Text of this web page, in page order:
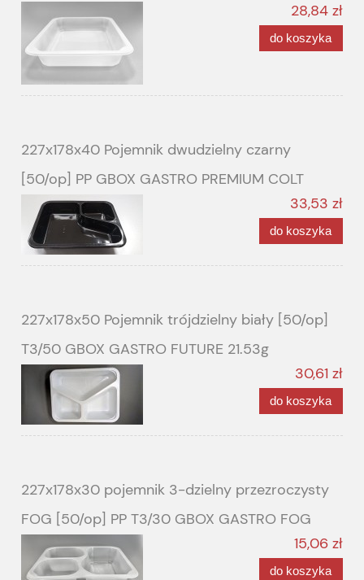
28,84 zł
do koszyka
227x178x40 Pojemnik dwudzielny czarny
[50/op] PP GBOX GASTRO PREMIUM COLT
33,53 zł
do koszyka
227x178x50 Pojemnik trójdzielny biały [50/op]
T3/50 GBOX GASTRO FUTURE 21.53g
30,61 zł
do koszyka
227x178x30 pojemnik 3-dzielny przezroczysty
FOG [50/op] PP T3/30 GBOX GASTRO FOG
15,06 zł
do koszyka